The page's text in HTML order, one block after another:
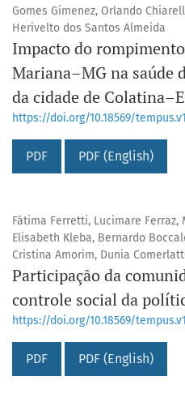
Gomes Gimenez, Orlando
Herivelto dos Santos Almeida
Impacto do
Mariana–MG na saúde
da cidade de
https://doi.org/10.18569/
PDF PDF (English)
Fátima Ferretti, Lucimare Ferraz,
Elisabeth Kleba, Bernardo
Cristina Amorim, Dunia
Participação da
controle social da
https://doi.org/10.18569/
PDF PDF (English)